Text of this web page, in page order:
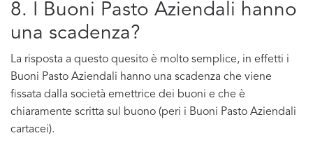
8. I Buoni Pasto Aziendali hanno
una scadenza?
La risposta a questo quesito è molto semplice, in effetti i
Buoni Pasto Aziendali hanno una scadenza che viene
fissata dalla società emettrice dei buoni e che è
chiaramente scritta sul buono (peri i Buoni Pasto Aziendali
cartacei).